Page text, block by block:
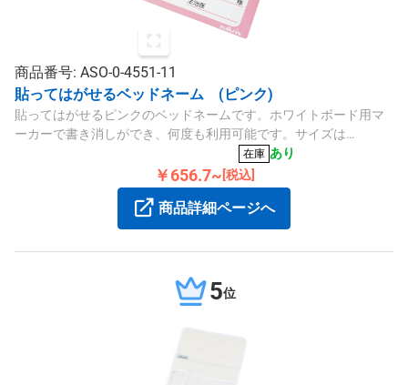
商品番号: ASO-0-4551-11
貼ってはがせるベッドネーム (ピンク)
貼ってはがせるピンクのベッドネームです。ホワイトボード用マ
ーカーで書き消しができ、何度も利用可能です。サイズは
165×110mm、素材はポリオレフィン樹脂製です。
在庫 あり
￥656.7~ [税込]
商品詳細ページへ
5位